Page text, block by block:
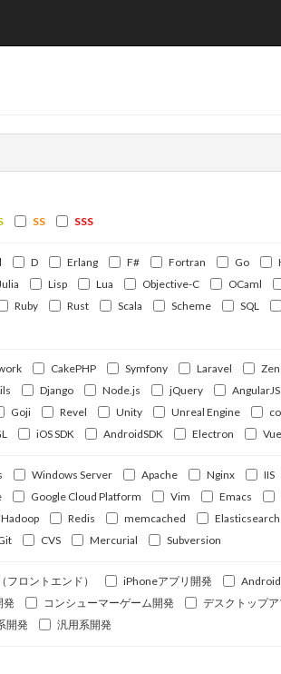
SS SSS
D Erlang F# Fortran Go
Lisp Lua Objective-C OCaml
Ruby Rust Scala Scheme SQL
CakePHP Symfony Laravel
Django Node.js jQuery AngularJS
Goji Revel Unity Unreal Engine
iOS SDK AndroidSDK Electron
Windows Server Apache Nginx
IIS
Google Cloud Platform Vim Emacs
Hadoop Redis memcached Elasticsearch
CVS Mercurial Subversion
フロントエンド） iPhoneアプリ開発
発 コンシューマーゲーム開発
デスクトップ
開発 汎用系開発